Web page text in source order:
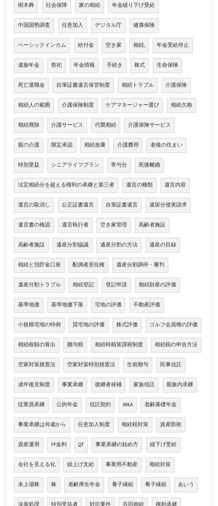
樹木葬 社会保障 家の相続 年金繰り下げ受給
中国国勢調査 任意加入 デジタル庁 健康保険
ベーシックインカム 給付金 空き家 相続, 年金受給停止
遺族年金 祭祀 年金情報 手続き 株式 生命保険
死亡退職金 自筆証書遺言保管制度 相続トラブル 介護保険
相続人の範囲 介護保険制度 ケアマネージャー選び 相続欠格
相続廃除 介護サービス 代襲相続 介護保険サービス
親の介護 限定承認 相続放棄 介護費用 老後の住まい
特別受益 シニアライフプラン 寄与分 死後離婚
法定相続分を超える権利の承継と第三者 遺言の種類 遺言内容
遺言の取消し 公正証書遺言 自筆証書遺言 遺留分侵害請求
遺言書の検認 遺言執行者 空き家管理 高齢者施設
高齢者施設 遺産分割協議 遺産分割の方法 遺産の目録
相続と預貯金口座 配偶者居住権 遺産分割調停・審判
遺産分割トラブル 相続登記 登記申請 相続財産の評価
基準地価 基準地価下落 宅地の評価 不動産評価
小規模宅地の特例 貸宅地の評価 株式評価 ゴルフ会員権の評価
相続税額の算出 贈与税 相続時精算課税制度 相続税の申告方法
空家対策措置法 空家対策特別措置法 生前贈与 民事信託
成年後見制度 事業承継 後継者候補 家族信託 親族内承継
従業員承継 公的年金 信託契約 M&A 老齢基礎年金
事業承継は何歳から 任意加入制度 相続税対策 資産防衛
資産運用 FF金利 QT 事業承継の始め方 繰下げ受給
会社を見える化 繰上げ支給 事業用不動産 相続対策
未上場株 株 老齢厚生年金 養子縁組 養子縁組 あいう